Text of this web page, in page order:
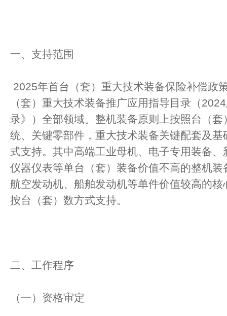
一、支持范围
2025年首台（套）重大技术装备保险补偿政
（套）重大技术装备推广应用指导目录（
录》）全部领域。整机装备原则上按照台（
统、关键零部件，重大技术装备关键配套及
式支持。其中高端工业母机、电子专用装备
仪器仪表等单台（套）装备价值不高的整机
航空发动机、船舶发动机等单件价值较高的
按台（套）数方式支持。
二、工作程序
（一）资格审定